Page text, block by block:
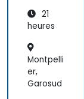
s
Numéri
21
heures
Montpelli
er,
Garosud